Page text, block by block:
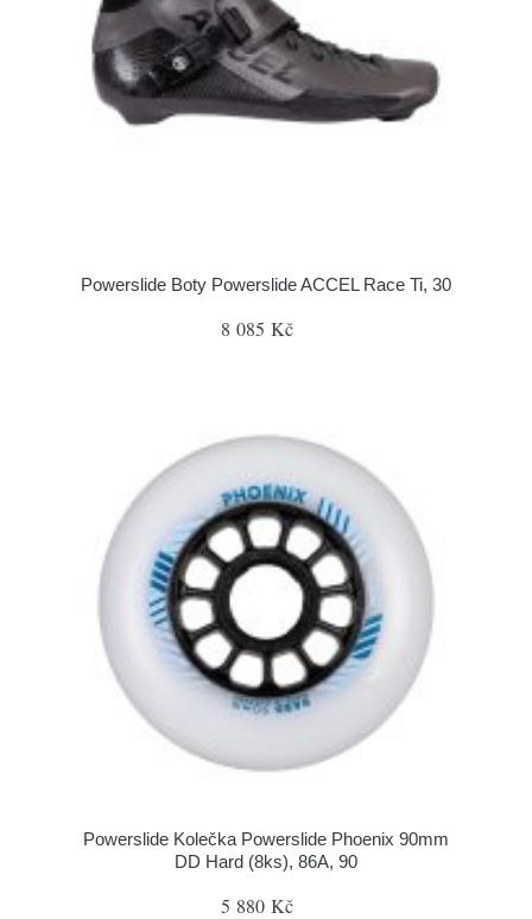
Powerslide Boty Powerslide ACCEL Race Ti, 30
8 085 Kč
Powerslide Kolečka Powerslide Phoenix 90mm
DD Hard (8ks), 86A, 90
5 880 Kč